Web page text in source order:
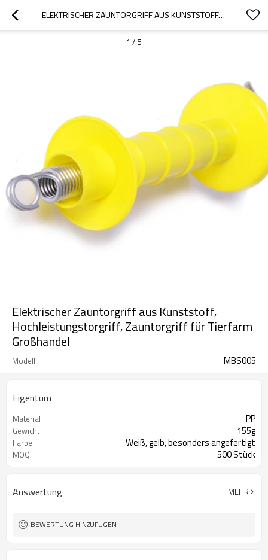
ELEKTRISCHER ZAUNTORGRIFF AUS KUNSTSTOFF, HOCHLEISTUNGSTORGRIFF, ZAUNTORGRIFF FÜR TIERFARM GROSSHANDEL
1 / 5
Elektrischer Zauntorgriff aus Kunststoff,
Hochleistungstorgriff, Zauntorgriff für Tierfarm
Großhandel
Modell MBS005
Eigentum
Material PP
Gewicht 155g
Farbe Weiß, gelb, besonders angefertigt
MOQ 500 Stück
Auswertung MEHR
BEWERTUNG HINZUFÜGEN